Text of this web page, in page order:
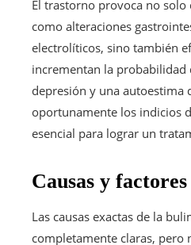
El trastorno provoca no solo
como alteraciones
electrolíticos, sino también
incrementan la probabilidad
depresión y una autoestima
oportunamente los indicios
esencial para lograr un
Causas y
Las causas exactas de la
completamente claras, pero